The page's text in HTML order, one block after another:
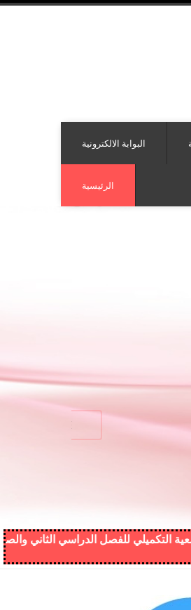
البوابة الالكترونية
الرئيسية
للفصل الدراسي الثاني والصيفي من